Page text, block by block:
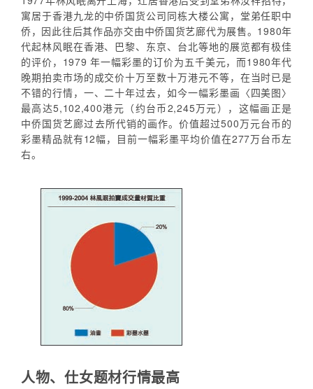
寓居于香港九龙的中侨国货公司同栋大楼公寓，堂弟任职中
侨，因此往后其作品亦交由中侨国货艺廊代为展售。1980年
代起林风眠在香港、巴黎、东京、台北等地的展览都有极佳
的评价，1979 年一幅彩墨的订价为五千美元，而1980年代
晚期拍卖市场的成交价十万至数十万港元不等，在当时已是
不错的行情，一、二十年过去，如今一幅彩墨画〈四美图〉
最高达5,102,400港元（约台币2,245万元），这幅画正是
中侨国货艺廊过去所代销的画作。价值超过500万元台币的
彩墨精品就有12幅，目前一幅彩墨平均价值在277万台币左
右。
人物、仕女题材行情最高